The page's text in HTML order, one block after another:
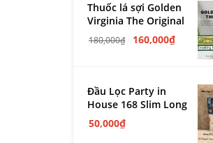
Thuốc lá sợi Golden
Virginia The Original
180,000₫ 160,000₫
Đầu Lọc Party in
House 168 Slim Long
50,000₫